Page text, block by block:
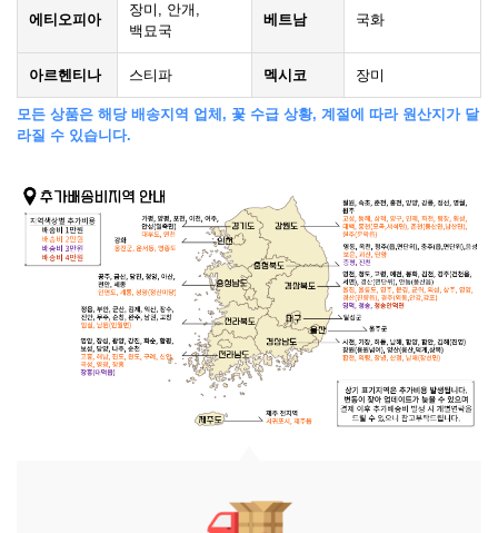
에티오피아
장미, 안개,
백묘국
베트남 국화
아르헨티나 스티파 멕시코 장미
모든 상품은 해당 배송지역 업체, 꽃 수급 상황, 계절에 따라 원산지가 달
라질 수 있습니다.